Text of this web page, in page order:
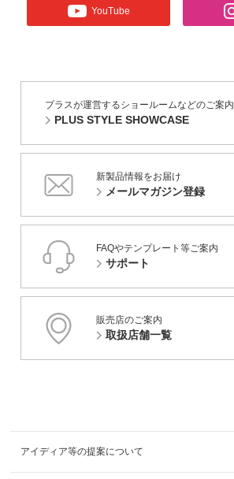
YouTube
プラスが運営するショールームなどのご案内
PLUS STYLE SHOWCASE
新製品情報をお届け
メールマガジン登録
FAQやテンプレート等ご案内
サポート
販売店のご案内
取扱店舗一覧
アイディア等の提案について